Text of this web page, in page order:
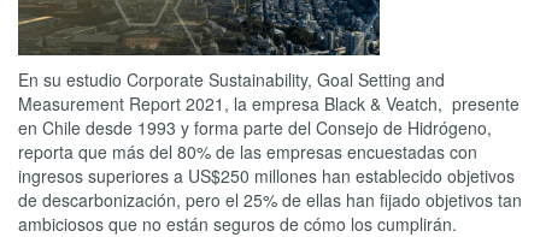
En su estudio Corporate Sustainability, Goal Setting and
Measurement Report 2021, la empresa Black & Veatch, presente
en Chile desde 1993 y forma parte del Consejo de Hidrógeno,
reporta que más del 80% de las empresas encuestadas con
ingresos superiores a US$250 millones han establecido objetivos
de descarbonización, pero el 25% de ellas han fijado objetivos tan
ambiciosos que no están seguros de cómo los cumplirán.